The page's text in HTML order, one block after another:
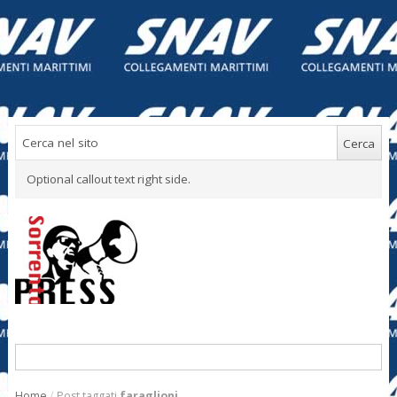
Optional callout text right side.